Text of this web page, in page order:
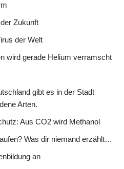
Zukunft
der Welt
wird gerade Helium verramscht
gibt es in der Stadt
Arten.
Aus CO2 wird Methanol
Was dir niemand erzählt…
an